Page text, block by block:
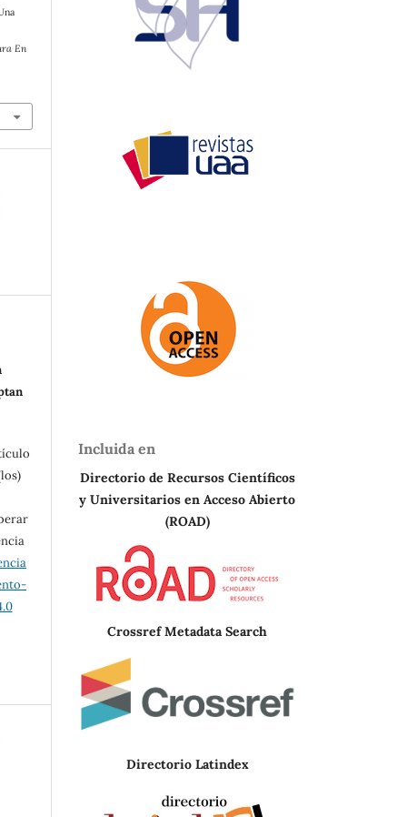
En
Incluida en
Directorio de Recursos Científicos
y Universitarios en Acceso Abierto
(ROAD)
Crossref Metadata Search
Directorio Latindex